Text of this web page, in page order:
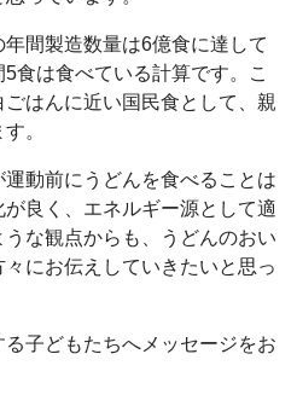
間製造数量は6億食に達して
食は食べている計算です。こ
はんに近い国民食として、親
。
動前にうどんを食べることは
良く、エネルギー源として適
な観点からも、うどんのおい
にお伝えしていきたいと思っ
子どもたちへメッセージをお